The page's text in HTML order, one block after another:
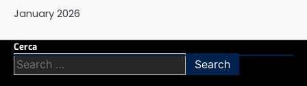
January 2026
Cerca
Search
for: